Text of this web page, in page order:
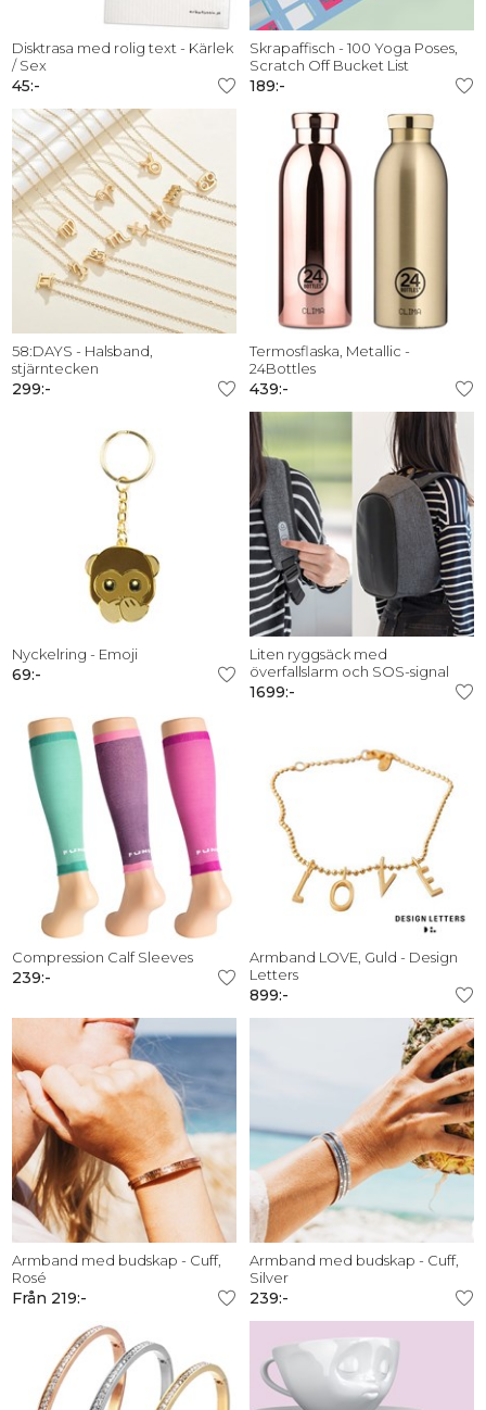
Disktrasa med rolig text - Kärlek
/ Sex
45:-
Skrapaffisch - 100 Yoga Poses,
Scratch Off Bucket List
189:-
58:DAYS - Halsband,
stjärntecken
299:-
Termosflaska, Metallic -
24Bottles
439:-
Nyckelring - Emoji
69:-
Liten ryggsäck med
överfallslarm och SOS-signal
1699:-
Compression Calf Sleeves
239:-
Armband LOVE, Guld - Design
Letters
899:-
Armband med budskap - Cuff,
Rosé
Från 219:-
Armband med budskap - Cuff,
Silver
239:-